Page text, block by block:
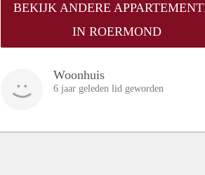
BEKIJK ANDERE
IN ROERMOND
Woonhuis
6 jaar geleden lid geworden